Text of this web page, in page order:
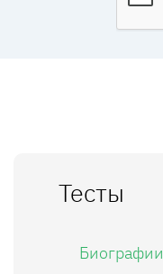
Тесты
Биографии